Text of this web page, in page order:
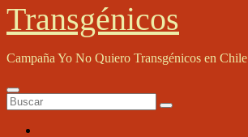
Transgénicos
Campaña Yo No Quiero Transgénicos en Chile